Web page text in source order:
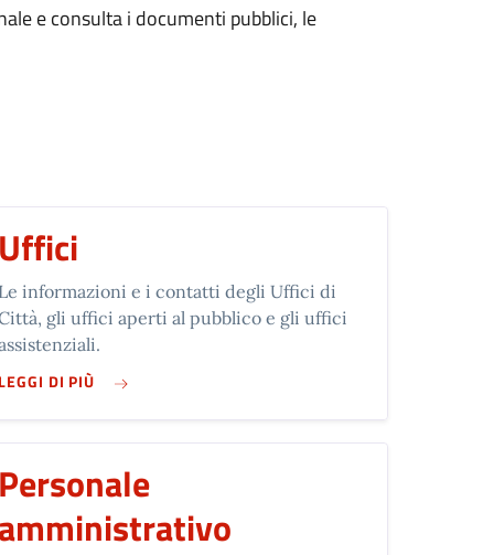
e consulta i documenti pubblici, le
Uffici
Le informazioni e i contatti degli Uffici di
gli uffici aperti al pubblico e gli uffici
LEGGI DI PIÙ SU UFFICI
Personale
amministrativo